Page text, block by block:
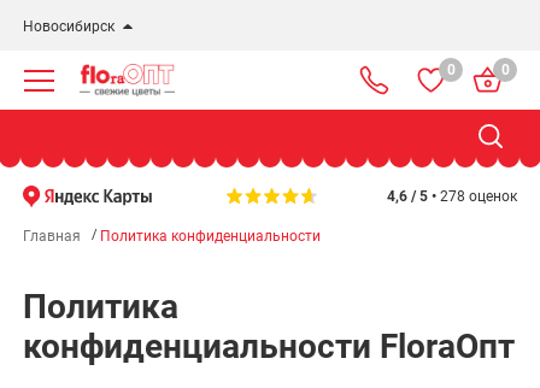
Новосибирск
Новосибирск
Бердск
0 0
4,6 / 5 • 278 оценок
Главная Политика конфиденциальности
Политика
конфиденциальности FloraОпт